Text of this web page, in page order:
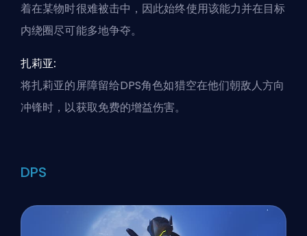
着在某物时很难被击中，因此始终使用该能力并在目标
内绕圈尽可能多地争夺。
扎莉亚:
将扎莉亚的屏障留给DPS角色如猎空在他们朝敌人方向
冲锋时，以获取免费的增益伤害。
DPS